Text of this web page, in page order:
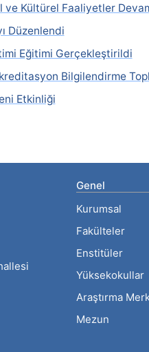
ve Kültürel Faaliyetler
Düzenlendi
Eğitimi Gerçekleştirildi
Bilgilendirme
Etkinliği
Genel
Kurumsal
Fakülteler
Enstitüler
Yüksekokullar
Araştırma
Mezun